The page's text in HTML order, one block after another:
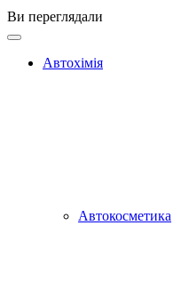
Ви переглядали
Автохімія
Автокосметика